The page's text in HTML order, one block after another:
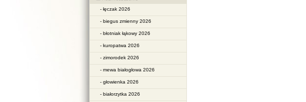
- łęczak 2026
- biegus zmienny 2026
- błotniak łąkowy 2026
- kuropatwa 2026
- zimorodek 2026
- mewa białogłowa 2026
- głowienka 2026
- białorzytka 2026